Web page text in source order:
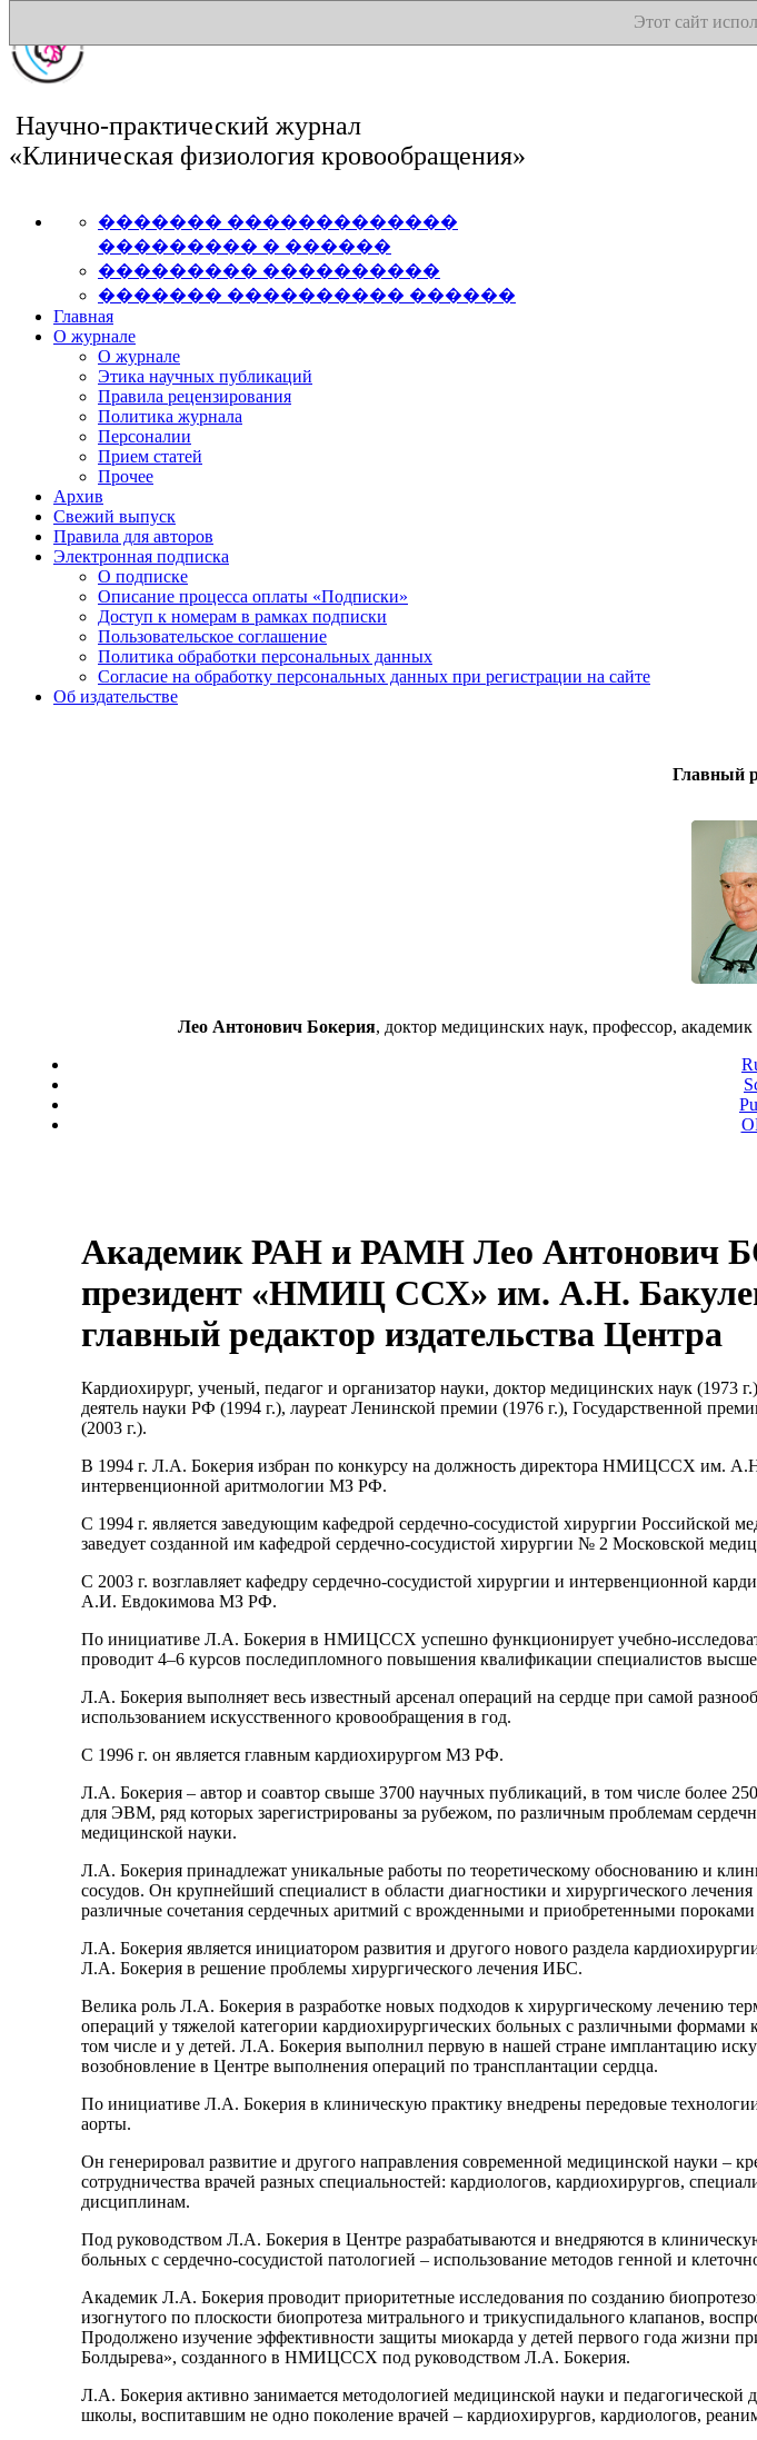
Этот сайт
Научно-практический журнал
«Клиническая физиология кровообращения»
������� �������������
��������� � ������
��������� ����������
������� ���������� ������
Главная
О журнале
О журнале
Этика научных публикаций
Правила рецензирования
Политика журнала
Персоналии
Прием статей
Прочее
Архив
Свежий выпуск
Правила для авторов
Электронная подписка
О подписке
Описание процесса оплаты «Подписки»
Доступ к номерам в рамках подписки
Пользовательское соглашение
Политика обработки персональных данных
Согласие на обработку персональных данных при регистрации на сайте
Об издательстве
Главный
Лео Антонович Бокерия, доктор медицинских наук, профессор,
Академик РАН и РАМН Лео Антонович
президент «НМИЦ ССХ» им. А.Н.
главный редактор издательства Центра
Кардиохирург, ученый, педагог и организатор науки, доктор медицинских наук
деятель науки РФ (1994 г.), лауреат Ленинской премии (1976 г.), Государственной
(2003 г.).
В 1994 г. Л.А. Бокерия избран по конкурсу на должность директора НМИЦССХ им.
интервенционной аритмологии МЗ РФ.
С 1994 г. является заведующим кафедрой сердечно-сосудистой хирургии
заведует созданной им кафедрой сердечно-сосудистой хирургии № 2 Московской
С 2003 г. возглавляет кафедру сердечно-сосудистой хирургии и интервенционной
А.И. Евдокимова МЗ РФ.
По инициативе Л.А. Бокерия в НМИЦССХ успешно функционирует учебно-
проводит 4–6 курсов последипломного повышения квалификации специалистов
Л.А. Бокерия выполняет весь известный арсенал операций на сердце при самой
использованием искусственного кровообращения в год.
С 1996 г. он является главным кардиохирургом МЗ РФ.
Л.А. Бокерия – автор и соавтор свыше 3700 научных публикаций, в том числе более
для ЭВМ, ряд которых зарегистрированы за рубежом, по различным проблемам
медицинской науки.
Л.А. Бокерия принадлежат уникальные работы по теоретическому обоснованию и
сосудов. Он крупнейший специалист в области диагностики и хирургического
различные сочетания сердечных аритмий с врожденными и приобретенными
Л.А. Бокерия является инициатором развития и другого нового раздела
Л.А. Бокерия в решение проблемы хирургического лечения ИБС.
Велика роль Л.А. Бокерия в разработке новых подходов к хирургическому лечению
операций у тяжелой категории кардиохирургических больных с различными
том числе и у детей. Л.А. Бокерия выполнил первую в нашей стране имплантацию
возобновление в Центре выполнения операций по трансплантации сердца.
По инициативе Л.А. Бокерия в клиническую практику внедрены передовые
аорты.
Он генерировал развитие и другого направления современной медицинской науки –
сотрудничества врачей разных специальностей: кардиологов, кардиохирургов,
дисциплинам.
Под руководством Л.А. Бокерия в Центре разрабатываются и внедряются в
больных с сердечно-сосудистой патологией – использование методов генной и
Академик Л.А. Бокерия проводит приоритетные исследования по созданию
изогнутого по плоскости биопротеза митрального и трикуспидального клапанов,
Продолжено изучение эффективности защиты миокарда у детей первого года жизни
Болдырева», созданного в НМИЦССХ под руководством Л.А. Бокерия.
Л.А. Бокерия активно занимается методологией медицинской науки и педагогической
школы, воспитавшим не одно поколение врачей – кардиохирургов, кардиологов,